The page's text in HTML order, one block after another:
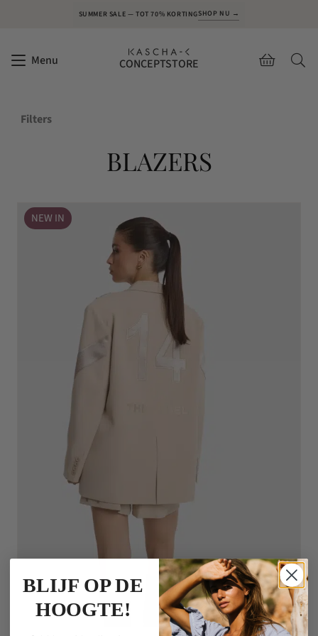
SUMMER SALE — TOT 70% KORTINGSHOP NU →
Menu CONCEPTSTORE
Filters
BLAZERS
NEW IN
BLIJF OP DE
HOOGTE!